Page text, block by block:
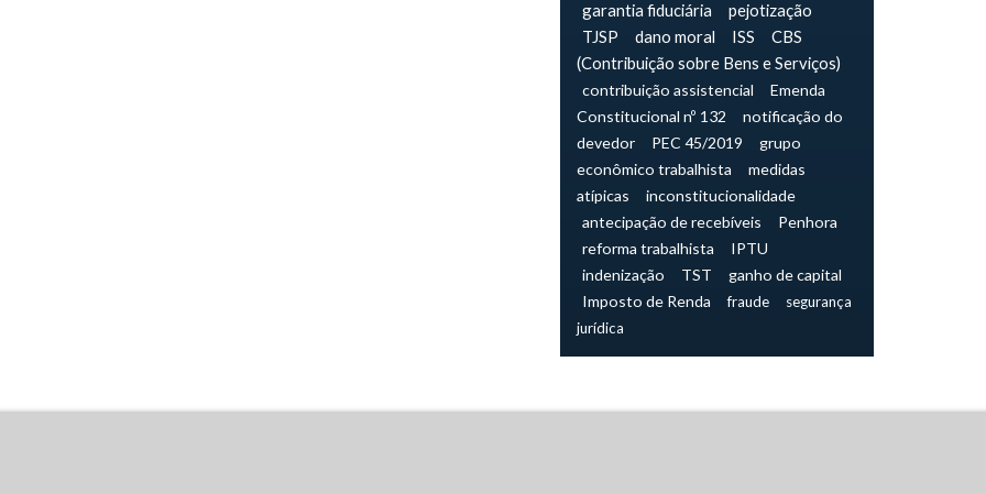
garantia fiduciária
pejotização
TJSP
dano moral ISS
CBS
(Contribuição sobre Bens e Serviços)
contribuição assistencial
Emenda
Constitucional nº 132
notificação do
devedor
PEC 45/2019
grupo
econômico trabalhista
medidas
atípicas
inconstitucionalidade
antecipação de recebíveis
Penhora
reforma trabalhista
IPTU
indenização
TST
ganho de capital
Imposto de Renda
fraude
segurança
jurídica